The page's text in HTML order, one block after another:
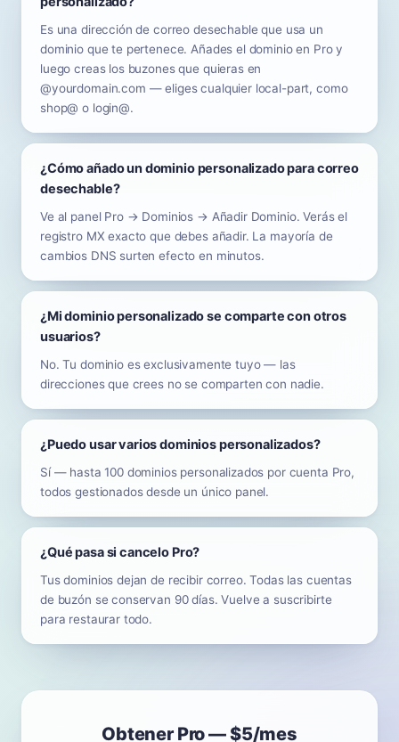
Es una dirección de correo desechable que usa un
dominio que te pertenece. Añades el dominio en Pro y
luego creas los buzones que quieras en
@yourdomain.com — eliges cualquier local-part, como
shop@ o login@.
¿Cómo añado un dominio personalizado para correo
desechable?
Ve al panel Pro → Dominios → Añadir Dominio. Verás el
registro MX exacto que debes añadir. La mayoría de
cambios DNS surten efecto en minutos.
¿Mi dominio personalizado se comparte con otros
usuarios?
No. Tu dominio es exclusivamente tuyo — las
direcciones que crees no se comparten con nadie.
¿Puedo usar varios dominios personalizados?
Sí — hasta 100 dominios personalizados por cuenta Pro,
todos gestionados desde un único panel.
¿Qué pasa si cancelo Pro?
Tus dominios dejan de recibir correo. Todas las cuentas
de buzón se conservan 90 días. Vuelve a suscribirte
para restaurar todo.
Obtener Pro — $5/mes